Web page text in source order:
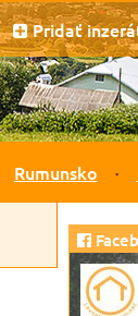
Pridať
Rumunsko